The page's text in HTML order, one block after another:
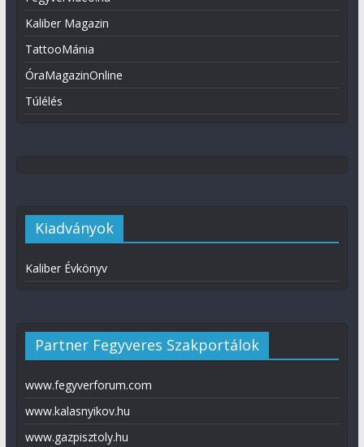
Kaliber Magazin
TattooMánia
ÓraMagazinOnline
Túlélés
Kiadványok
Kaliber Évkönyv
Partner Fegyveres Szakportálok
www.fegyverforum.com
www.kalasnyikov.hu
www.gazpisztoly.hu